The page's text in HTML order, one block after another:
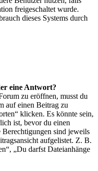
freigeschaltet wurde.
dieses Systems durch
eine Antwort?
zu eröffnen, musst du
auf einen Beitrag zu
klicken. Es könnte sein,
ist, bevor du einen
sind jeweils
aufgelistet. Z. B.
„Du darfst Dateianhänge